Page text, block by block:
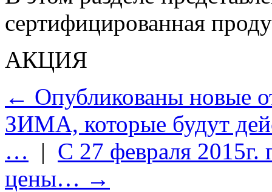
сертифицированная
АКЦИЯ
← Опубликованы новые
ЗИМА, которые будут
… | С 27 февраля
цены… →